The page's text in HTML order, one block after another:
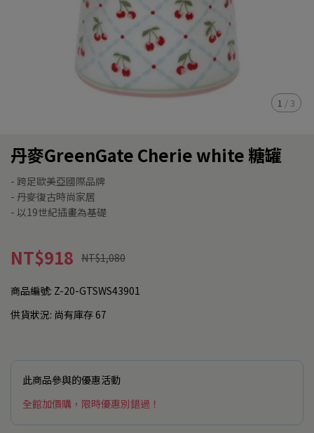
1 / 3
丹麥GreenGate Cherie white 糖罐
- 跨足歐美亞國際品牌
- 丹麥復古時尚家居
- 以19世紀插畫為基礎
NT$918 NT$1,080
商品編號: Z-20-GTSWS43901
供貨狀況: 尚有庫存 67
此商品參與的優惠活動
全館加價購，限時優惠別錯過！